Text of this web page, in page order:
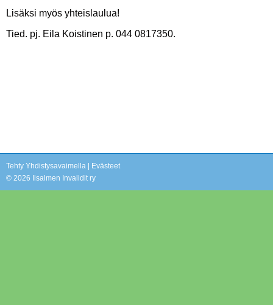
Lisäksi myös yhteislaulua!
Tied. pj. Eila Koistinen p. 044 0817350.
Tehty Yhdistysavaimella
Evästeet
© 2026 Iisalmen Invalidit ry